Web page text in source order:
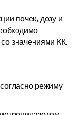
почек, дозу и
со значениями КК.
режиму